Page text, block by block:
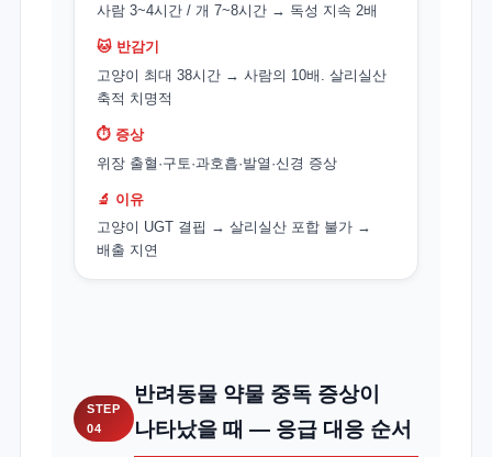
사람 3~4시간 / 개 7~8시간 → 독성 지속 2배
🐱 반감기
고양이 최대 38시간 → 사람의 10배. 살리실산
축적 치명적
⏱️ 증상
위장 출혈·구토·과호흡·발열·신경 증상
🔬 이유
고양이 UGT 결핍 → 살리실산 포합 불가 →
배출 지연
STEP
04
반려동물 약물 중독 증상이
나타났을 때 — 응급 대응 순서